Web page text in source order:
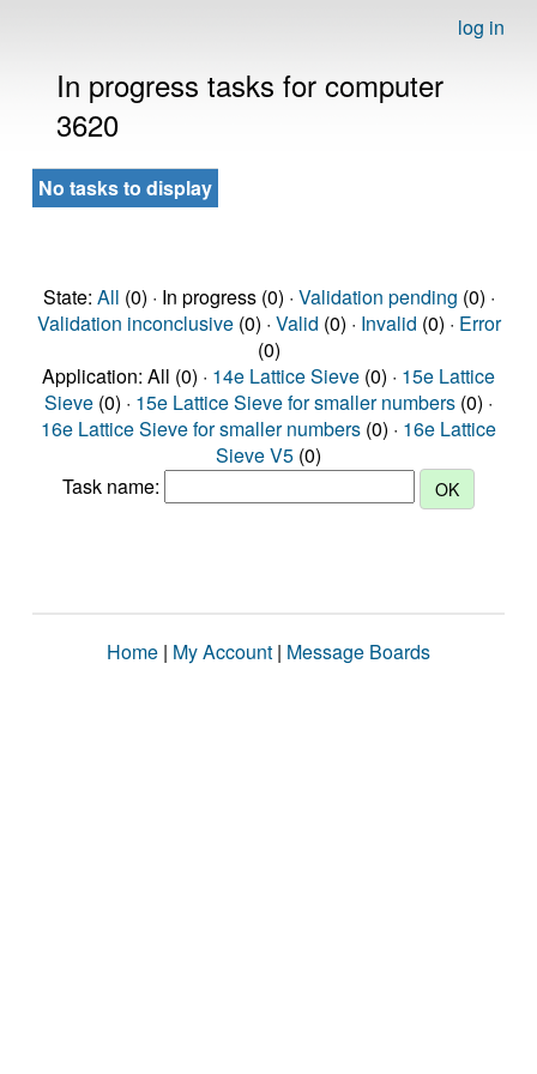
log in
In progress tasks for computer
3620
No tasks to display
State: All (0) · In progress (0) · Validation pending (0) ·
Validation inconclusive(0) · Valid (0) · Invalid (0) · Error
(0)
Application: All (0) · 14e Lattice Sieve (0) · 15e Lattice
Sieve (0) · 15e Lattice Sieve for smaller numbers (0) ·
16e Lattice Sieve for smaller numbers (0) · 16e Lattice
Sieve V5 (0)
Task name:
Home | My Account | Message Boards